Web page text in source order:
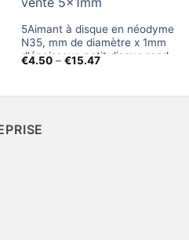
5Aimant à disque en néodyme
N35, mm de diamètre x 1mm
d'épaisseur, petit disque rond
puissant pour réfrigérateur,
€4.50 – €15.47Fourchette: